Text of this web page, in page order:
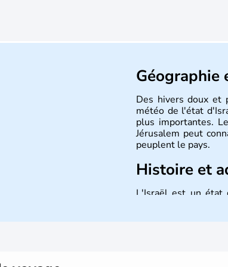
Géographie
Des hivers doux et
météo de l'état
plus importantes.
Jérusalem peut
peuplent le pays.
Histoire et
L'Israël est un état